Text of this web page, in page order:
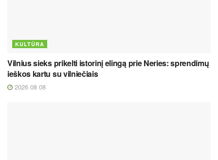
KULTŪRA
Vilnius sieks prikelti istorinį elingą prie Neries: sprendimų
ieškos kartu su vilniečiais
2026 08 08